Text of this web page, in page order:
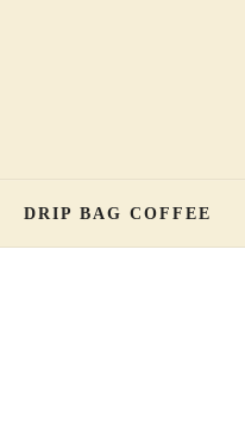
DRIP BAG COFFEE